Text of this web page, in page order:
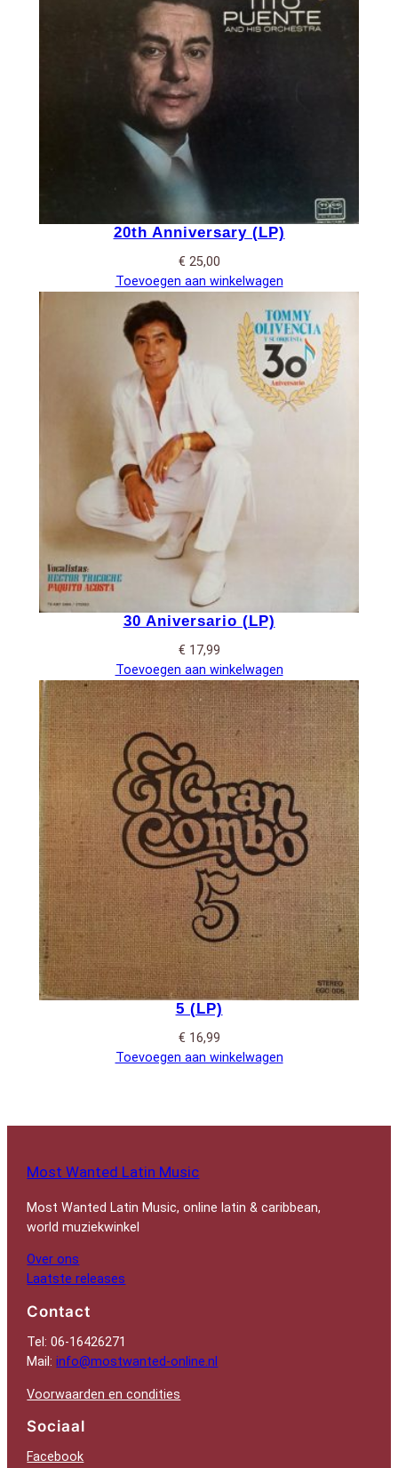
20th Anniversary (LP)
€ 25,00
Toevoegen aan winkelwagen
30 Aniversario (LP)
€ 17,99
Toevoegen aan winkelwagen
5 (LP)
€ 16,99
Toevoegen aan winkelwagen
Most Wanted Latin Music
Most Wanted Latin Music, online latin & caribbean,
world muziekwinkel
Over ons
Laatste releases
Contact
Tel: 06-16426271
Mail:info@mostwanted-online.nl
Voorwaarden en condities
Sociaal
Facebook